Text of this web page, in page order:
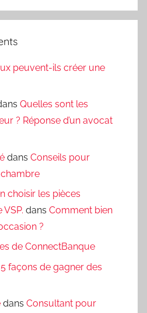
peuvent-ils créer une
Quelles sont les
? Réponse d’un avocat
dans Conseils pour
choisir les pièces
dans Comment bien
?
de ConnectBanque
5 façons de gagner des
dans Consultant pour